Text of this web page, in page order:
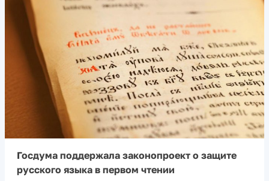
Госдума поддержала законопроект о защите
русского языка в первом чтении